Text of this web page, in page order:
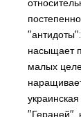
насыщает
малых
"Гераней",